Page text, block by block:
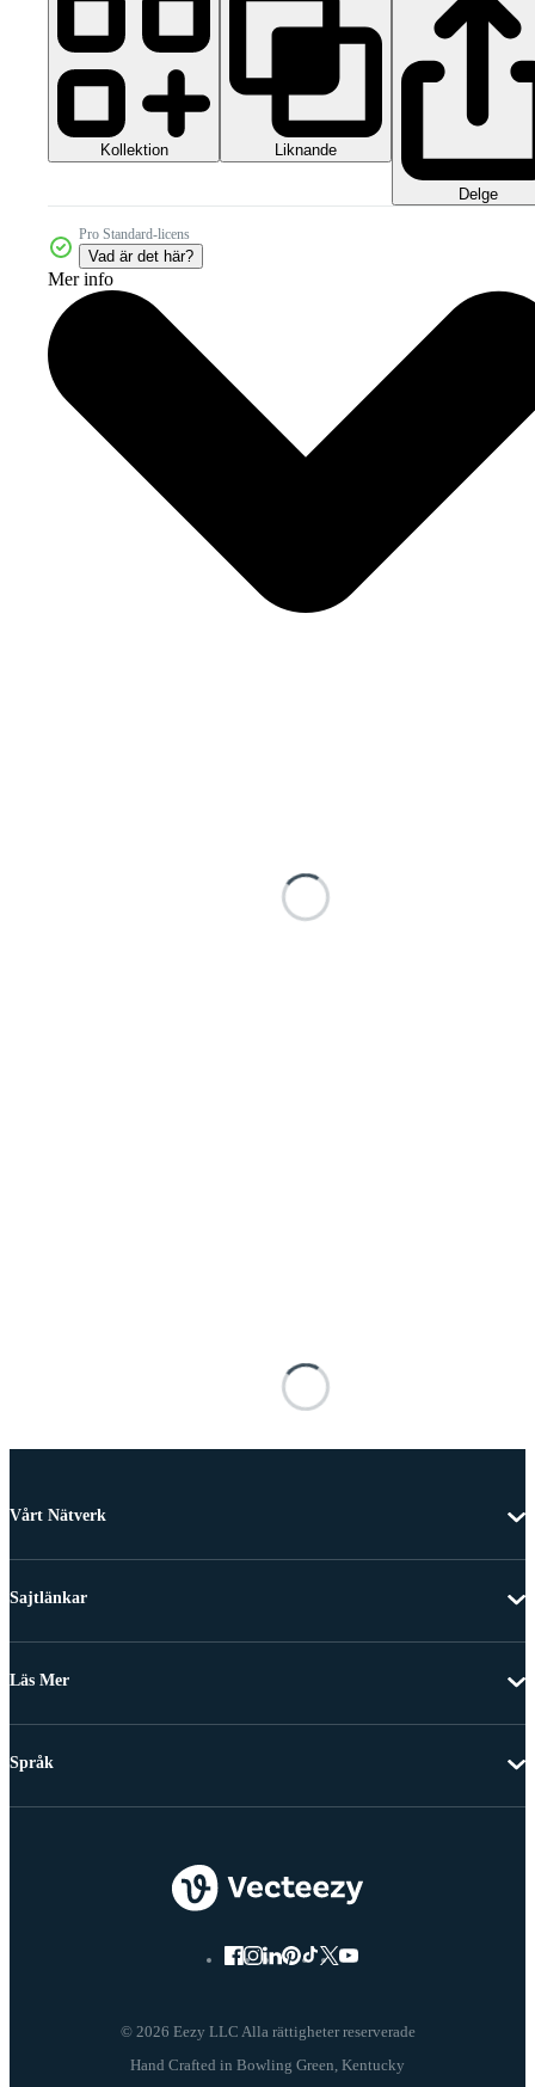
Kollektion Liknande
Delge
Pro Standard-licens
Vad är det här?
Mer info
Vårt Nätverk
Sajtlänkar
Läs Mer
© 2026 Eezy LLC Alla rättigheter reserverade
Språk